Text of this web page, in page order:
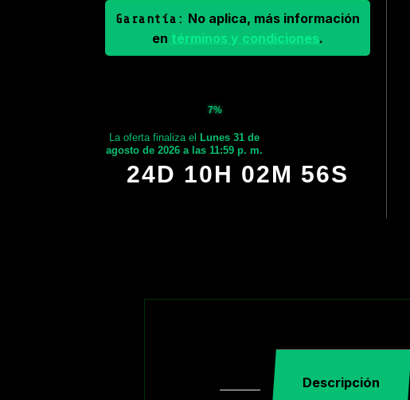
Garantía: No aplica, más información
en términos y condiciones.
7%
La oferta finaliza elLunes 31 de
agosto de 2026 a las 11:59 p. m.
24D 10H 02M 55S
Descripción